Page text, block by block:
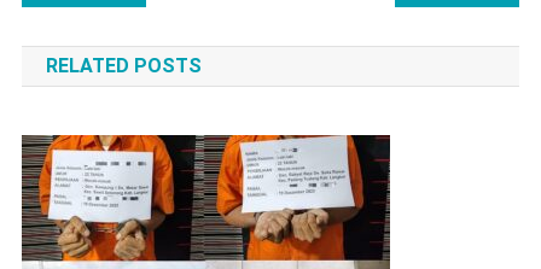
navigation
RELATED POSTS